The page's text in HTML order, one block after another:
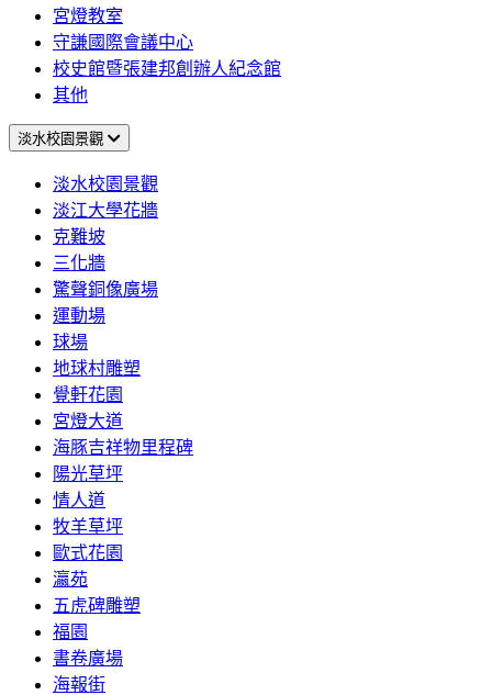
宮燈教室
守謙國際會議中心
校史館暨張建邦創辦人紀念館
其他
淡水校園景觀
淡水校園景觀
淡江大學花牆
克難坡
三化牆
驚聲銅像廣場
運動場
球場
地球村雕塑
覺軒花園
宮燈大道
海豚吉祥物里程碑
陽光草坪
情人道
牧羊草坪
歐式花園
瀛苑
五虎碑雕塑
福園
書卷廣場
海報街